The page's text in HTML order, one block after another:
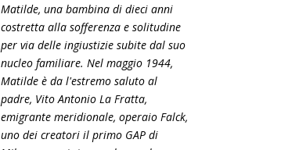
Matilde, una bambina di dieci anni
costretta alla sofferenza e solitudine
per via delle ingiustizie subite dal suo
nucleo familiare. Nel maggio 1944,
Matilde è da l'estremo saluto al
padre, Vito Antonio La Fratta,
emigrante meridionale, operaio Falck,
uno dei creatori il primo GAP di